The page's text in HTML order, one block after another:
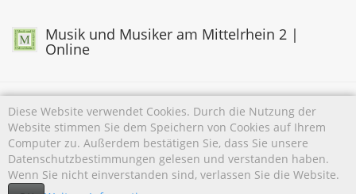
Diese Website verwendet Cookies. Durch die Nutzung der
Website stimmen Sie dem Speichern von Cookies auf Ihrem
Computer zu. Außerdem bestätigen Sie, dass Sie unsere
Datenschutzbestimmungen gelesen und verstanden haben.
Wenn Sie nicht einverstanden sind, verlassen Sie die Website.
Musik und Musiker am Mittelrhein 2 |
Online
Falls nicht anders bezeichnet, ist der Inhalt dieses Wikis unter der folgenden Lizenz
veröffentlicht:
CC Attribution-Noncommercial 4.0 International